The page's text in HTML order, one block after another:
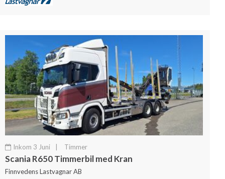
Inkom 3 Juni Timmer
Scania R650 Timmerbil med Kran
Finnvedens Lastvagnar AB